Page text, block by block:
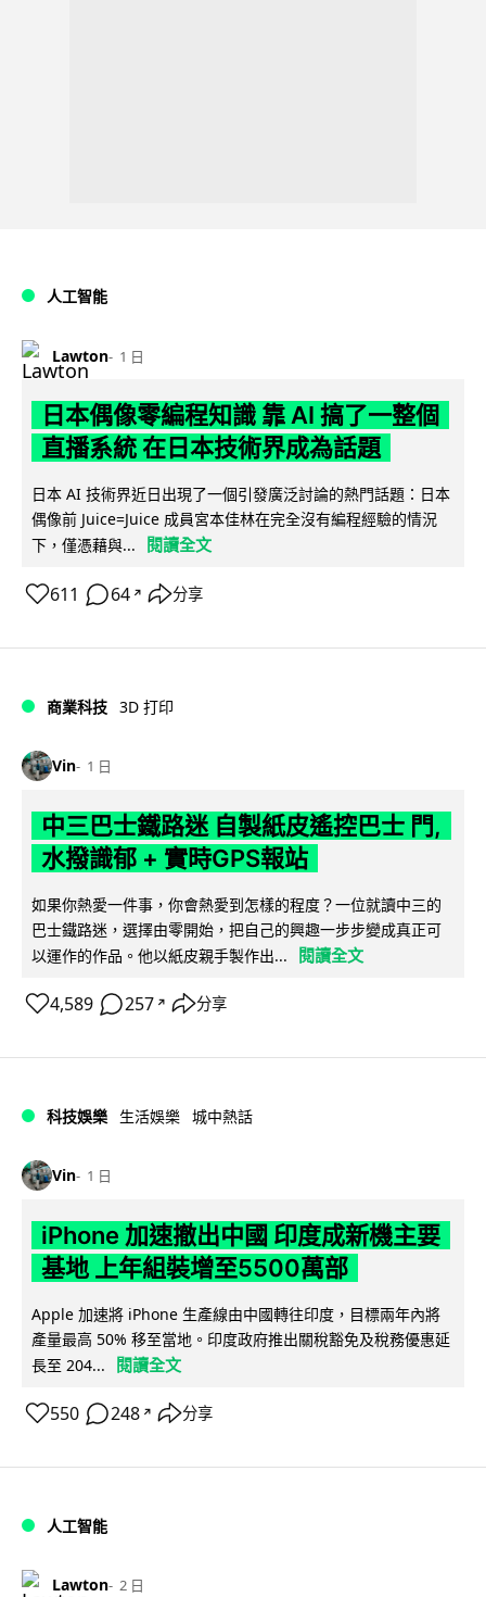
人工智能
Lawton 1 日
日本偶像零編程知識 靠 AI 搞了一整個
直播系統 在日本技術界成為話題
日本 AI 技術界近日出現了一個引發廣泛討論的熱門話題：日本
偶像前 Juice=Juice 成員宮本佳林在完全沒有編程經驗的情況
下，僅憑藉與...
閱讀全文
611 64 ↗ 分享
商業科技 3D 打印
Vin 1 日
中三巴士鐵路迷 自製紙皮遙控巴士 門,
水撥識郁 + 實時GPS報站
如果你熱愛一件事，你會熱愛到怎樣的程度？一位就讀中三的
巴士鐵路迷，選擇由零開始，把自己的興趣一步步變成真正可
以運作的作品。他以紙皮親手製作出...
閱讀全文
4,589 257 ↗ 分享
科技娛樂 生活娛樂 城中熱話
Vin 1 日
iPhone 加速撤出中國 印度成新機主要
基地 上年組裝增至5500萬部
Apple 加速將 iPhone 生產線由中國轉往印度，目標兩年內將
產量最高 50% 移至當地。印度政府推出關稅豁免及稅務優惠延
長至 204...
閱讀全文
550 248 ↗ 分享
人工智能
Lawton 2 日